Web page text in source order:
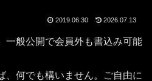
2019.06.30 2026.07.13
一般公開で会員外も書込み可能
、何でも構いません。ご自由に